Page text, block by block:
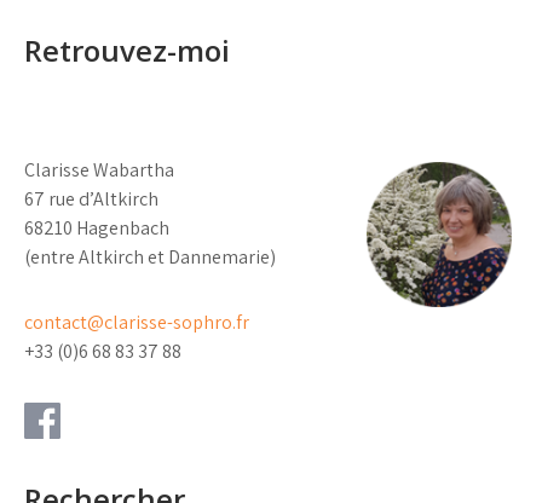
Retrouvez-moi
Clarisse Wabartha
67 rue d’Altkirch
68210 Hagenbach
(entre Altkirch et Dannemarie)
contact@clarisse-sophro.fr
+33 (0)6 68 83 37 88